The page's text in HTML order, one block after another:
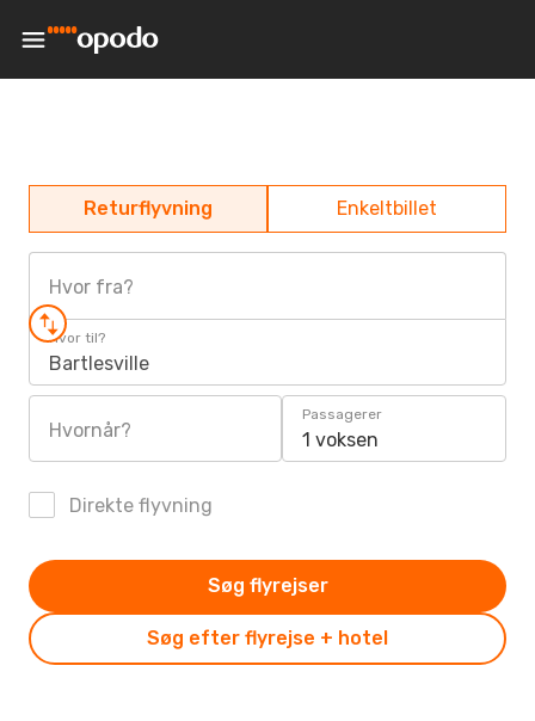
Returflyvning Enkeltbillet
Hvor fra?
Hvor til?
Bartlesville
Hvornår?
Passagerer
1 voksen
Direkte flyvning
Søg efter flyrejse + hotel
Søg flyrejser